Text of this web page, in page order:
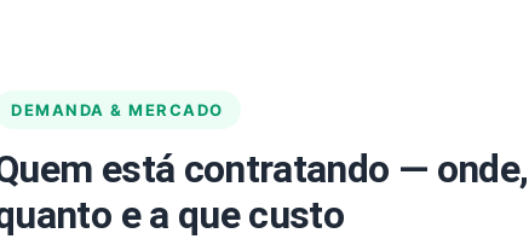
DEMANDA & MERCADO
está contratando — onde,
e a que custo